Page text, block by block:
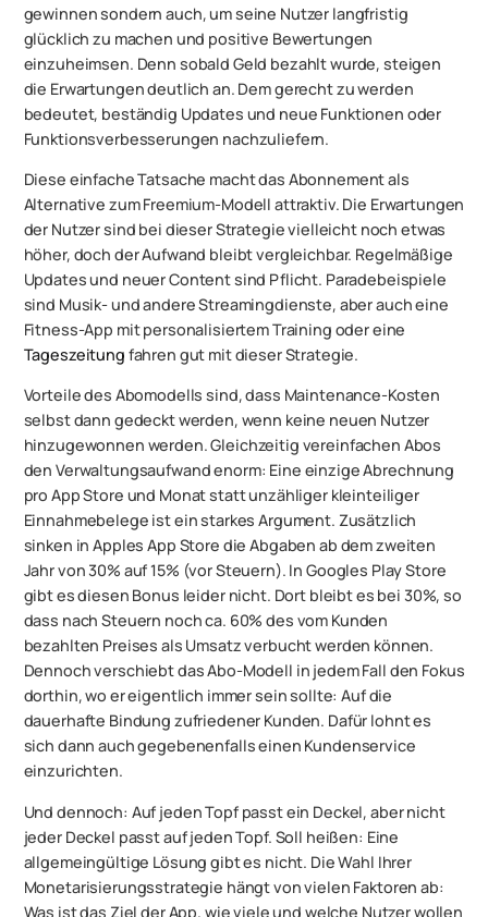
gewinnen sondern auch, um seine Nutzer langfristig
glücklich zu machen und positive Bewertungen
einzuheimsen. Denn sobald Geld bezahlt wurde, steigen
die Erwartungen deutlich an. Dem gerecht zu werden
bedeutet, beständig Updates und neue Funktionen oder
Funktionsverbesserungen nachzuliefern.
Diese einfache Tatsache macht das Abonnement als
Alternative zum Freemium-Modell attraktiv. Die Erwartungen
der Nutzer sind bei dieser Strategie vielleicht noch etwas
höher, doch der Aufwand bleibt vergleichbar. Regelmäßige
Updates und neuer Content sind Pflicht. Paradebeispiele
sind Musik- und andere Streamingdienste, aber auch eine
Fitness-App mit personalisiertem Training oder eine
Tageszeitung fahren gut mit dieser Strategie.
Vorteile des Abomodells sind, dass Maintenance-Kosten
selbst dann gedeckt werden, wenn keine neuen Nutzer
hinzugewonnen werden. Gleichzeitig vereinfachen Abos
den Verwaltungsaufwand enorm: Eine einzige Abrechnung
pro App Store und Monat statt unzähliger kleinteiliger
Einnahmebelege ist ein starkes Argument. Zusätzlich
sinken in Apples App Store die Abgaben ab dem zweiten
Jahr von 30% auf 15% (vor Steuern). In Googles Play Store
gibt es diesen Bonus leider nicht. Dort bleibt es bei 30%, so
dass nach Steuern noch ca. 60% des vom Kunden
bezahlten Preises als Umsatz verbucht werden können.
Dennoch verschiebt das Abo-Modell in jedem Fall den Fokus
dorthin, wo er eigentlich immer sein sollte: Auf die
dauerhafte Bindung zufriedener Kunden. Dafür lohnt es
sich dann auch gegebenenfalls einen Kundenservice
einzurichten.
Und dennoch: Auf jeden Topf passt ein Deckel, aber nicht
jeder Deckel passt auf jeden Topf. Soll heißen: Eine
allgemeingültige Lösung gibt es nicht. Die Wahl Ihrer
Monetarisierungsstrategie hängt von vielen Faktoren ab:
Was ist das Ziel der App, wie viele und welche Nutzer wollen